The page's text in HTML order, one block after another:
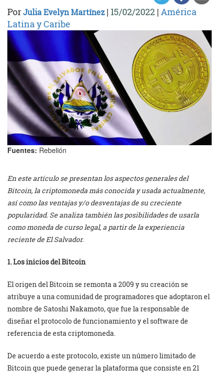
PorJulia Evelyn Martínez| 15/02/2022 | América
Latina y Caribe
Fuentes: Rebelión
En este artículo se presentan los aspectos generales del
Bitcoin, la criptomoneda más conocida y usada actualmente,
así como las ventajas y/o desventajas de su creciente
popularidad. Se analiza también las posibilidades de usarla
como moneda de curso legal, a partir de la experiencia
reciente de El Salvador.
1. Los inicios del Bitcoin
El origen del Bitcoin se remonta a 2009 y su creación se
atribuye a una comunidad de programadores que adoptaron el
nombre de Satoshi Nakamoto, que fue la responsable de
diseñar el protocolo de funcionamiento y el software de
referencia de esta criptomoneda.
De acuerdo a este protocolo, existe un número limitado de
Bitcoin que puede generar la plataforma que consiste en 21